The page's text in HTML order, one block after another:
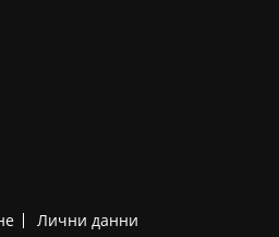
Лични данни